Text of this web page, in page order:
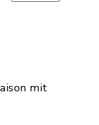
mit